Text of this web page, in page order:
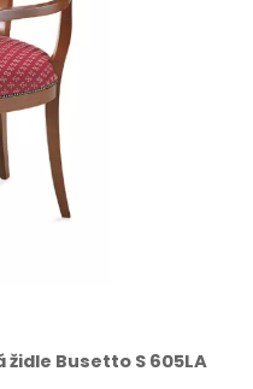
Busetto S 605LA